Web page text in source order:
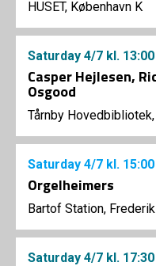
HUSET, København K
Saturday 4/7 kl. 13:00
Casper Hejlesen,
Osgood
Tårnby
Saturday 4/7 kl. 15:00
Orgelheimers
Bartof Station,
Saturday 4/7 kl. 17:30